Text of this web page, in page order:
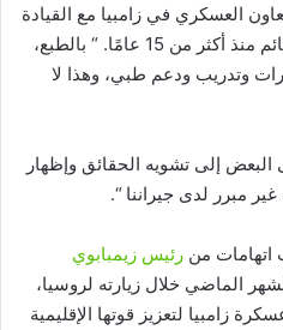
العسكري في زامبيا مع القيادة
الأمريكية في إفريقيا (أفريكوم) قائم منذ أكثر من 15 عامًا. “ بالطبع،
وتدريب ودعم طبي، وهذا لا
إلى تشويه الحقائق وإظهار
مبرر لدى جيراننا “.
اتهامات من رئيس زيمبابوي
الماضي خلال زيارته لروسيا،
زامبيا لتعزيز قوتها الإقليمية